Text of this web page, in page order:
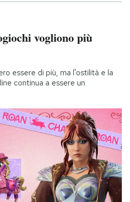
vogliono più
essere di più, ma l'ostilità e la
continua a essere un